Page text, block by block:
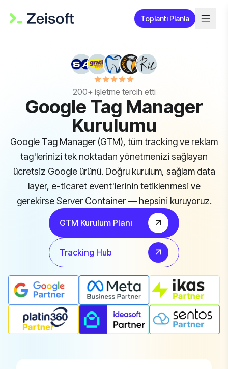
Toplantı Planla
200+ işletme tercih etti
Google Tag Manager
Kurulumu
Google Tag Manager (GTM), tüm tracking ve reklam
tag'lerinizi tek noktadan yönetmenizi sağlayan
ücretsiz Google ürünü. Doğru kurulum, sağlam data
layer, e-ticaret event'lerinin tetiklenmesi ve
gerekirse Server Container — hepsini kuruyoruz.
GTM Kurulum Planı
Tracking Hub